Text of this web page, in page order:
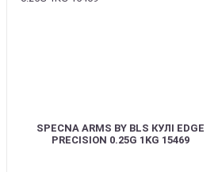
SPECNA ARMS BY BLS КУЛІ EDGE
PRECISION 0.25G 1KG 15469